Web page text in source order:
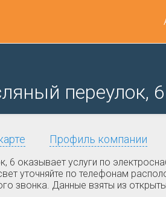
переулок, 6
Профиль компании
оказывает услуги по
уточняйте по телефонам
звонка. Данные взяты из